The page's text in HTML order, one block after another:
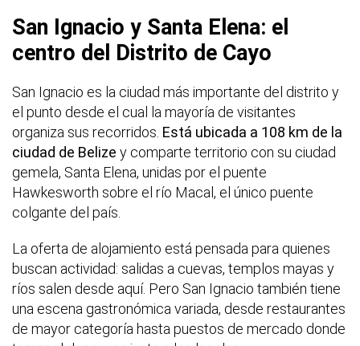
San Ignacio y Santa Elena: el
centro del Distrito de Cayo
San Ignacio es la ciudad más importante del distrito y
el punto desde el cual la mayoría de visitantes
organiza sus recorridos. Está ubicada a 108 km de la
ciudad de Belize y comparte territorio con su ciudad
gemela, Santa Elena, unidas por el puente
Hawkesworth sobre el río Macal, el único puente
colgante del país.
La oferta de alojamiento está pensada para quienes
buscan actividad: salidas a cuevas, templos mayas y
ríos salen desde aquí. Pero San Ignacio también tiene
una escena gastronómica variada, desde restaurantes
de mayor categoría hasta puestos de mercado donde